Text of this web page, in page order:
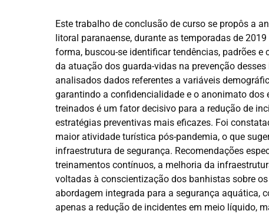
Este trabalho de conclusão de curso se propôs a
litoral paranaense, durante as temporadas de
forma, buscou-se identificar tendências, padrões
da atuação dos guarda-vidas na prevenção
analisados dados referentes a variáveis
garantindo a confidencialidade e o anonimato dos
treinados é um fator decisivo para a redução de
estratégias preventivas mais eficazes. Foi
maior atividade turística pós-pandemia, o que
infraestrutura de segurança. Recomendações
treinamentos contínuos, a melhoria da
voltadas à conscientização dos banhistas sobre
abordagem integrada para a segurança aquática,
apenas a redução de incidentes em meio líquido,